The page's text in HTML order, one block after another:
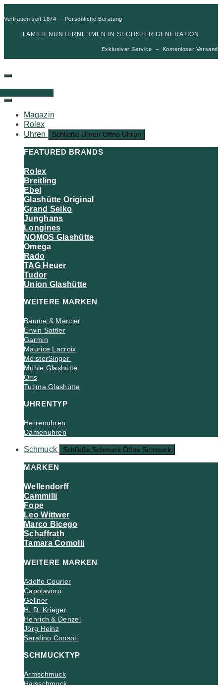
Vertrauen seit 1874 – Persönliche Beratung
FAMILIENUNTERNEHMEN IN SECHSTER GENERATION
Exklusiver Service – Kostenloser Versand
Magazin
Rolex
Uhren
Schließe Uhren Öffne Uhren
FEATURED BRANDS
Rolex
Breitling
Ebel
Glashütte Original
Grand Seiko
Junghans
Longines
NOMOS Glashütte
Omega
Rado
TAG Heuer
Tudor
Union Glashütte
WEITERE MARKEN
Baume & Mercier
Erwin Sattler
Garmin
Maurice Lacroix
MeisterSinger
Mühle Glashütte
Oris
Tutima Glashütte
UHRENTYP
Herrenuhren
Damenuhren
Schmuck Schließe Schmuck Öffne Schmuck
MARKEN
Wellendorff
Cammilli
Fope
Leo Wittwer
Marco Bicego
Schaffrath
Tamara Comolli
WEITERE MARKEN
Adolfo Courier
Capolavoro
Gellner
H. D. Krieger
Henrich & Denzel
Jörg Heinz
Serafino Consoli
SCHMUCKTYP
Armschmuck